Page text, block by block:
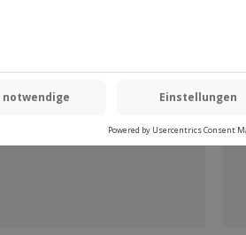
gesendet